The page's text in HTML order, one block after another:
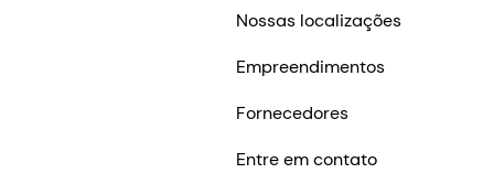
Nossas localizações
Empreendimentos
Fornecedores
Entre em contato